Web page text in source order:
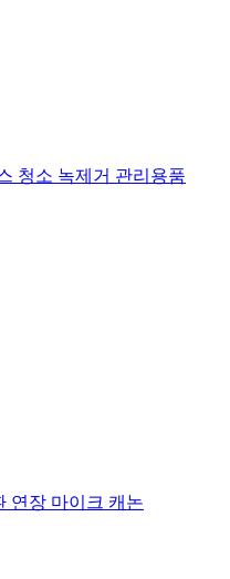
청소 녹제거 관리용품
연장 마이크 캐논